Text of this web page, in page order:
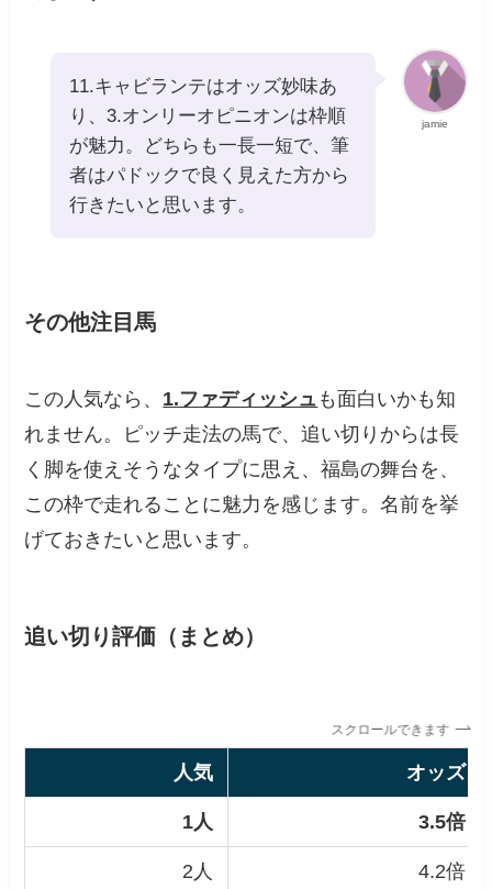
jamie
11.キャビランテはオッズ妙味あ
り、3.オンリーオピニオンは枠順
が魅力。どちらも一長一短で、筆
者はパドックで良く見えた方から
行きたいと思います。
その他注目馬
この人気なら、 1.ファディッシュ も面白いかも知
れません。ピッチ走法の馬で、追い切りからは長
く脚を使えそうなタイプに思え、福島の舞台を、
この枠で走れることに魅力を感じます。名前を挙
げておきたいと思います。
追い切り評価（まとめ）
スクロールできます
人気 オッズ
1人 3.5倍
2人 4.2倍